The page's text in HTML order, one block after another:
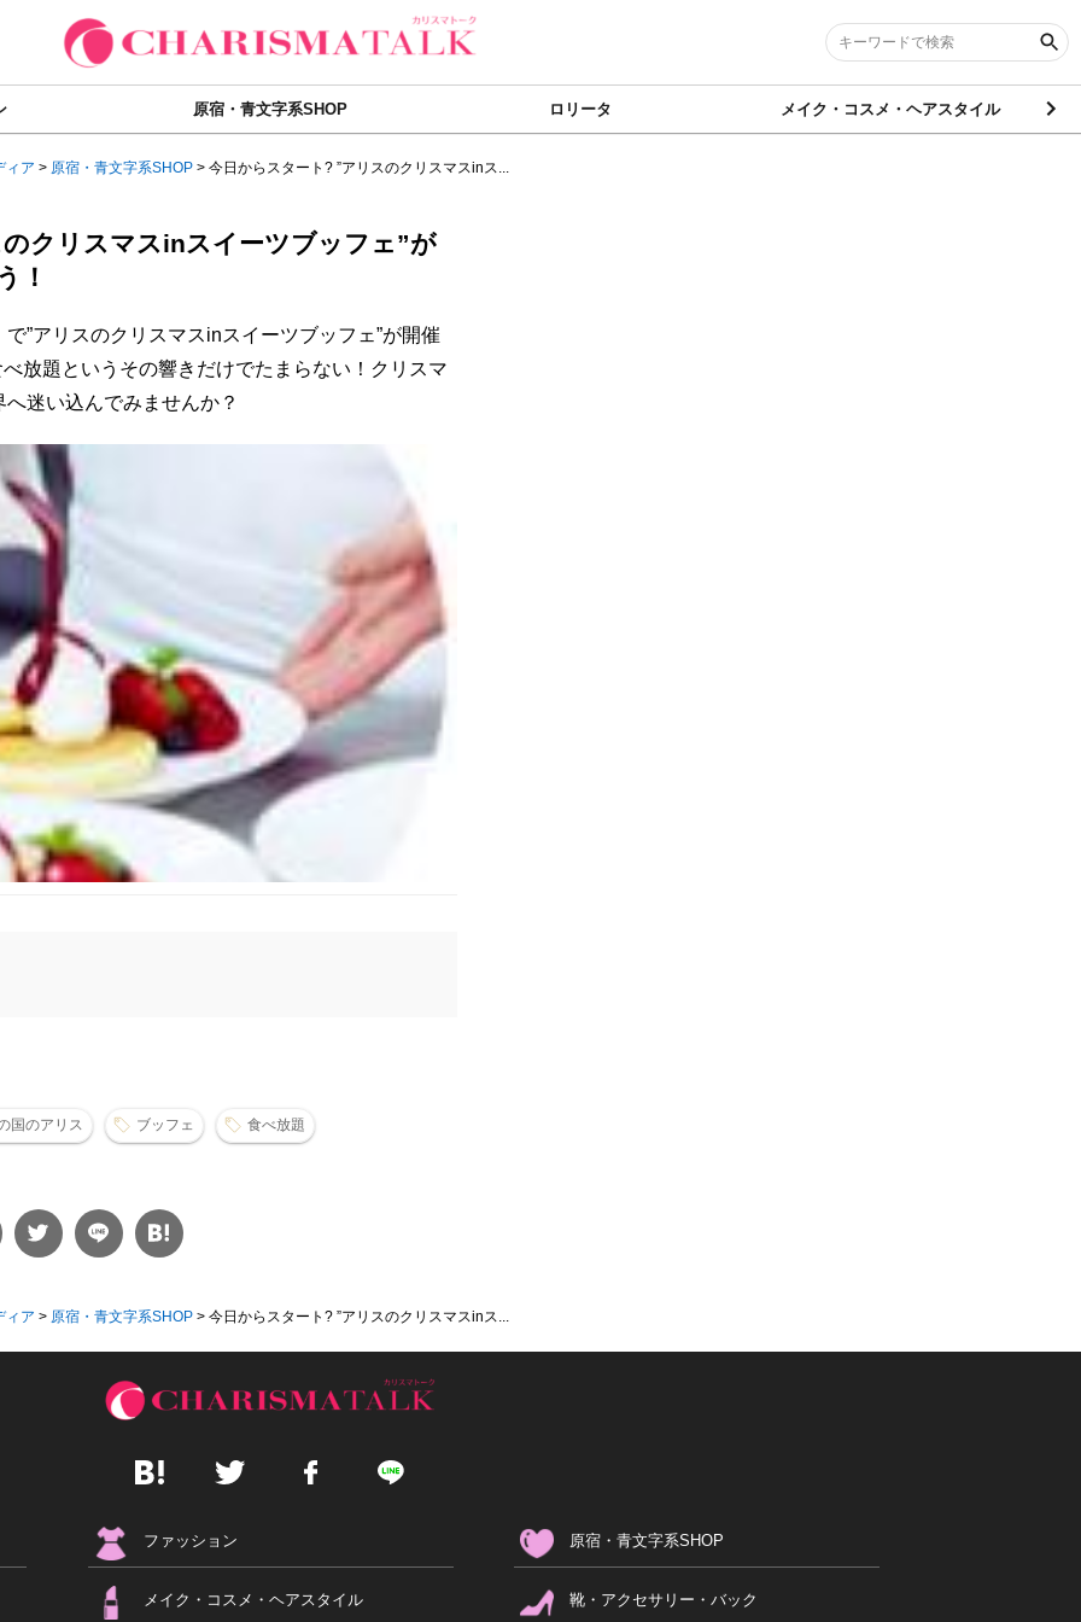
原宿・青文字系SHOP ロリータ メイク・コスメ・ヘアスタイル
ィア > 原宿・青文字系SHOP > 今日からスタート? ”アリスのクリスマスinス...
クリスマスinスイーツブッフェ”が
！
”アリスのクリスマスinスイーツブッフェ”が開催
放題というその響きだけでたまらない！クリスマ
迷い込んでみませんか？
国のアリス ブッフェ 食べ放題
ィア > 原宿・青文字系SHOP > 今日からスタート? ”アリスのクリスマスinス...
ファッション 原宿・青文字系SHOP
メイク・コスメ・ヘアスタイル 靴・アクセサリー・バック